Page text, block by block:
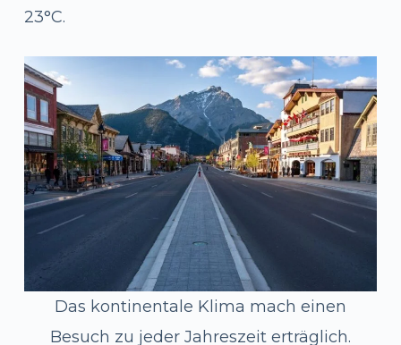
23°C.
Das kontinentale Klima mach einen
Besuch zu jeder Jahreszeit erträglich.